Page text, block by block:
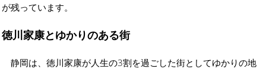
が残っています。
徳川家康とゆかりのある街
静岡は、徳川家康が人生の3割を過ごした街としてゆかりの地